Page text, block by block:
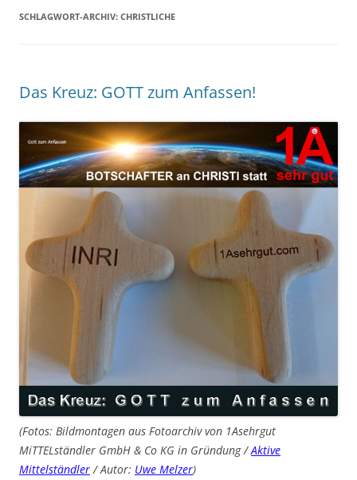
SCHLAGWORT-ARCHIV: CHRISTLICHE
Das Kreuz: GOTT zum Anfassen!
(Fotos: Bildmontagen aus Fotoarchiv von 1Asehrgut
MiTTELständler GmbH & Co KG in Gründung /Aktive
Mittelständler/ Autor: Uwe Melzer)